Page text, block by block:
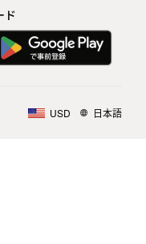
ド
USD 日本語